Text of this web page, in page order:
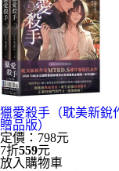
獵愛殺手（耽美新銳
贈品版）
定價：798元
7折559元
放入購物車